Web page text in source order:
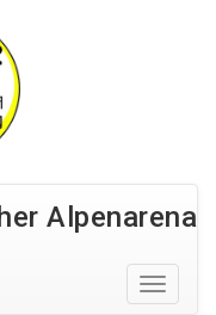
Alpenarena